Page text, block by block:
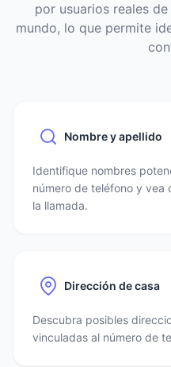
por usuarios reales
mundo, lo que permite
Nombre y apellido
Identifique nombres
número de teléfono y vea
la llamada.
Dirección de casa
Descubra posibles
vinculadas al número de